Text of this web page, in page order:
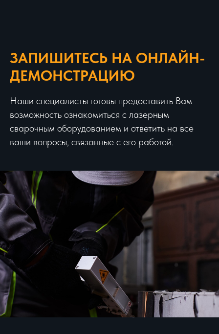
ЗАПИШИТЕСЬ НА ОНЛАЙН-
ДЕМОНСТРАЦИЮ
Наши специалисты готовы предоставить Вам
возможность ознакомиться с лазерным
сварочным оборудованием и ответить на все
ваши вопросы, связанные с его работой.